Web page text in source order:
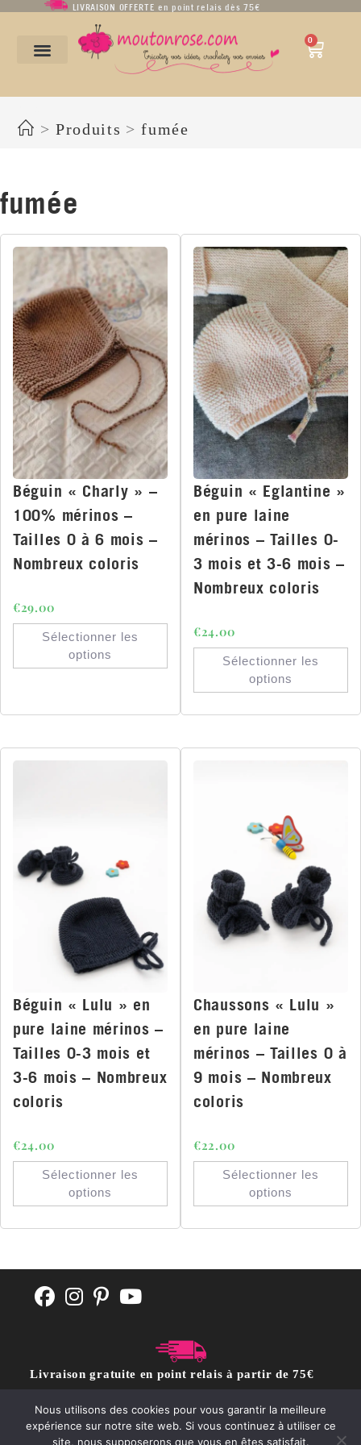
LIVRAISON OFFERTE en point relais dès 75€
0
> Produits > fumée
fumée
Béguin « Charly » –
100% mérinos –
Tailles 0 à 6 mois –
Nombreux coloris
€29.00
Sélectionner les
options
Béguin « Eglantine »
en pure laine
mérinos – Tailles 0-
3 mois et 3-6 mois –
Nombreux coloris
€24.00
Sélectionner les
options
Béguin « Lulu » en
pure laine mérinos –
Tailles 0-3 mois et
3-6 mois – Nombreux
coloris
€24.00
Sélectionner les
options
Chaussons « Lulu »
en pure laine
mérinos – Tailles 0 à
9 mois – Nombreux
coloris
€22.00
Sélectionner les
options
Livraison gratuite en point relais à partir de 75€
Nous utilisons des cookies pour vous garantir la meilleure
expérience sur notre site web. Si vous continuez à utiliser ce
site, nous supposerons que vous en êtes satisfait.